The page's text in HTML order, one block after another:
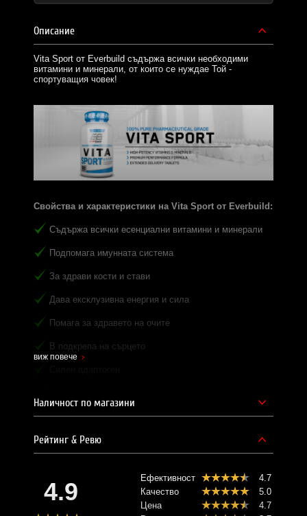
Описание
Vita Sport oт Everbuild съдържа всички необходими
витамини и минерали, от които се нуждае Той -
спортуващия човек!
Свойства и характеристики на Vita Sport oт Everbuild:
Съдържа всички есенциални витамини и минерали
Подпомага имунната система
За здрави кости и стави
Дава ексклузивна енергия и сила
Помага за здравето на очите
В подкрепа на сърцето
Стимулира мозъчната дейност
За по-добър фокус и концентрация
витамини и минерали, от които се нуждае Той -
спортуващия човек!
Тази комплексна формула е обогатена с витамини и
виж повече
Наличност по магазини
Рейтинг & Ревю
4.9 Ефективност
4.7
Качество
5.0
Цена
4.7